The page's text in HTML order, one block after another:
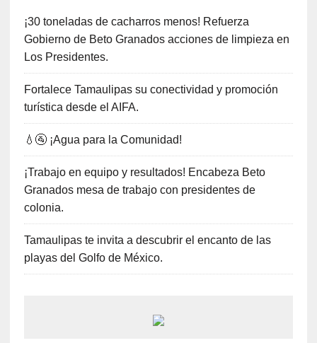
¡30 toneladas de cacharros menos! Refuerza
Gobierno de Beto Granados acciones de limpieza en
Los Presidentes.
Fortalece Tamaulipas su conectividad y promoción
turística desde el AIFA.
💧🚰 ¡Agua para la Comunidad!
¡Trabajo en equipo y resultados! Encabeza Beto
Granados mesa de trabajo con presidentes de
colonia.
Tamaulipas te invita a descubrir el encanto de las
playas del Golfo de México.